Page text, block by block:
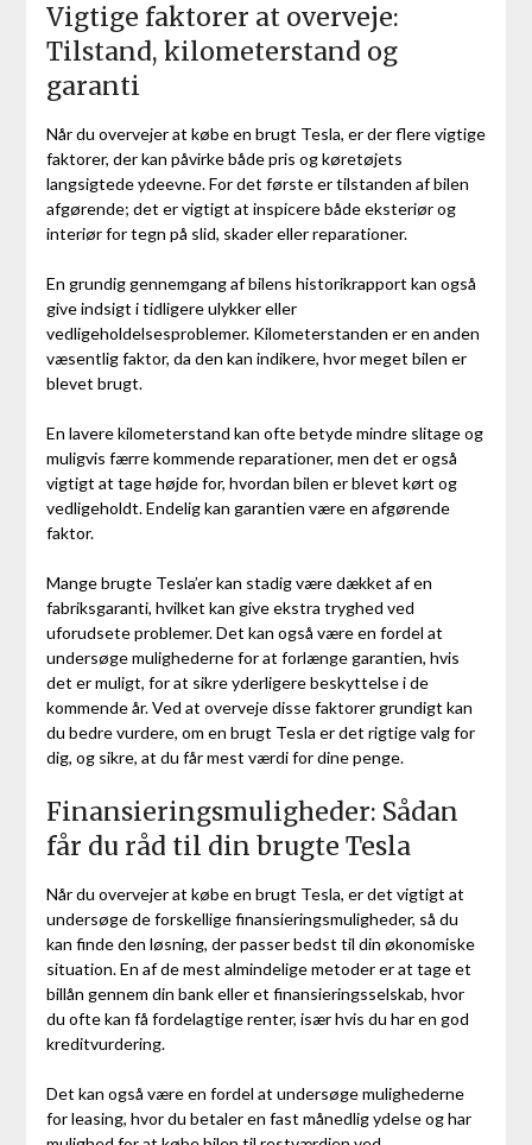
Vigtige faktorer at overveje:
Tilstand, kilometerstand og
garanti
Når du overvejer at købe en brugt Tesla, er der flere vigtige
faktorer, der kan påvirke både pris og køretøjets
langsigtede ydeevne. For det første er tilstanden af bilen
afgørende; det er vigtigt at inspicere både eksteriør og
interiør for tegn på slid, skader eller reparationer.
En grundig gennemgang af bilens historikrapport kan også
give indsigt i tidligere ulykker eller
vedligeholdelsesproblemer. Kilometerstanden er en anden
væsentlig faktor, da den kan indikere, hvor meget bilen er
blevet brugt.
En lavere kilometerstand kan ofte betyde mindre slitage og
muligvis færre kommende reparationer, men det er også
vigtigt at tage højde for, hvordan bilen er blevet kørt og
vedligeholdt. Endelig kan garantien være en afgørende
faktor.
Mange brugte Tesla’er kan stadig være dækket af en
fabriksgaranti, hvilket kan give ekstra tryghed ved
uforudsete problemer. Det kan også være en fordel at
undersøge mulighederne for at forlænge garantien, hvis
det er muligt, for at sikre yderligere beskyttelse i de
kommende år. Ved at overveje disse faktorer grundigt kan
du bedre vurdere, om en brugt Tesla er det rigtige valg for
dig, og sikre, at du får mest værdi for dine penge.
Finansieringsmuligheder: Sådan
får du råd til din brugte Tesla
Når du overvejer at købe en brugt Tesla, er det vigtigt at
undersøge de forskellige finansieringsmuligheder, så du
kan finde den løsning, der passer bedst til din økonomiske
situation. En af de mest almindelige metoder er at tage et
billån gennem din bank eller et finansieringsselskab, hvor
du ofte kan få fordelagtige renter, især hvis du har en god
kreditvurdering.
Det kan også være en fordel at undersøge mulighederne
for leasing, hvor du betaler en fast månedlig ydelse og har